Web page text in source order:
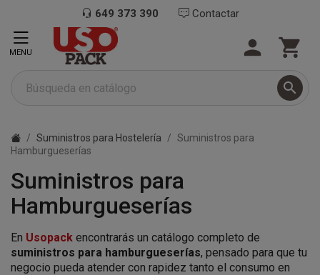
649 373 390 Contactar

 
MENU
Suministros para Hostelería
Suministros para
Hamburgueserías
Suministros para
Hamburgueserías
En Usopack encontrarás un catálogo completo de
suministros para hamburgueserías, pensado para que tu
negocio pueda atender con rapidez tanto el consumo en